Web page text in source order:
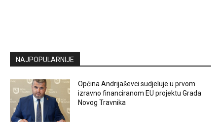
NAJPOPULARNIJE
Općina Andrijaševci sudjeluje u prvom
izravno financiranom EU projektu Grada
Novog Travnika